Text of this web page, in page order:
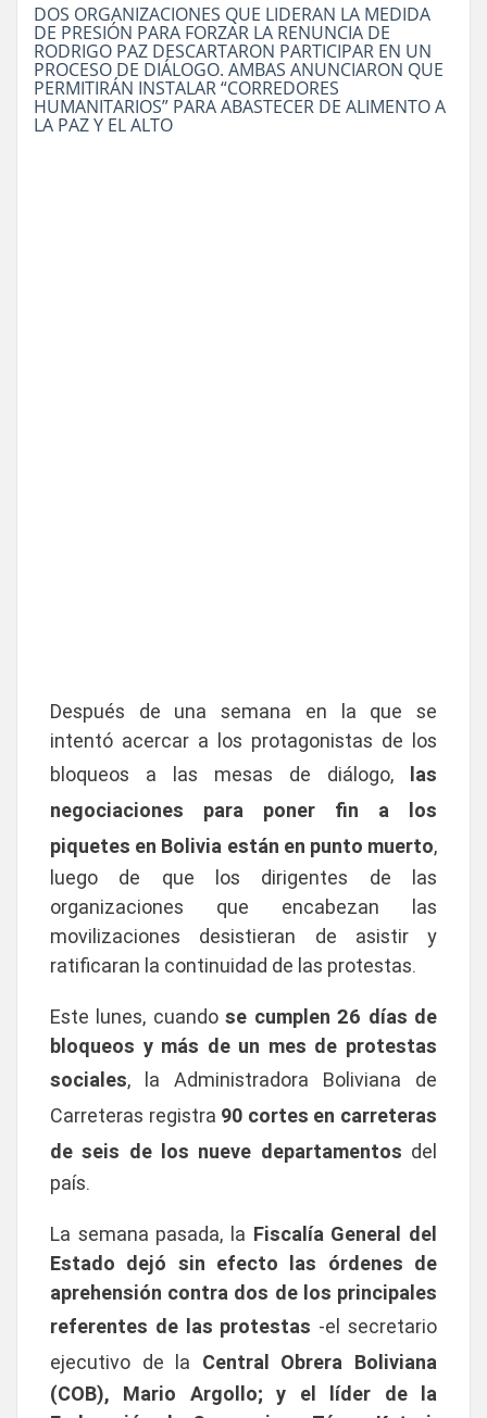
DOS ORGANIZACIONES QUE LIDERAN LA MEDIDA
DE PRESIÓN PARA FORZAR LA RENUNCIA DE
RODRIGO PAZ DESCARTARON PARTICIPAR EN UN
PROCESO DE DIÁLOGO. AMBAS ANUNCIARON QUE
PERMITIRÁN INSTALAR “CORREDORES
HUMANITARIOS” PARA ABASTECER DE ALIMENTO A
LA PAZ Y EL ALTO
Después de una semana en la que se
intentó acercar a los protagonistas de los
bloqueos a las mesas de diálogo,
las
negociaciones para poner fin a los
piquetes en Bolivia están en punto muerto,
luego de que los dirigentes de las
organizaciones que encabezan las
movilizaciones desistieran de asistir y
ratificaran la continuidad de las protestas.
Este lunes, cuandose cumplen 26 días de
bloqueos y más de un mes de protestas
sociales, la Administradora Boliviana de
Carreteras registra 90 cortes en carreteras
de seis de los nueve departamentos del
país.
La semana pasada, la Fiscalía General del
Estado dejó sin efecto las órdenes de
aprehensión contra dos de los principales
referentes de las protestas -el secretario
ejecutivo de la Central Obrera Boliviana
(COB), Mario Argollo; y el líder de la